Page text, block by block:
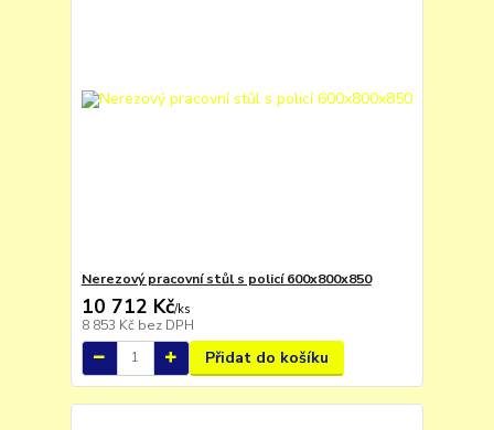
Nerezový pracovní stůl s policí 600x800x850
10 712 Kč/ks
8 853 Kč bez DPH
Přidat do košíku